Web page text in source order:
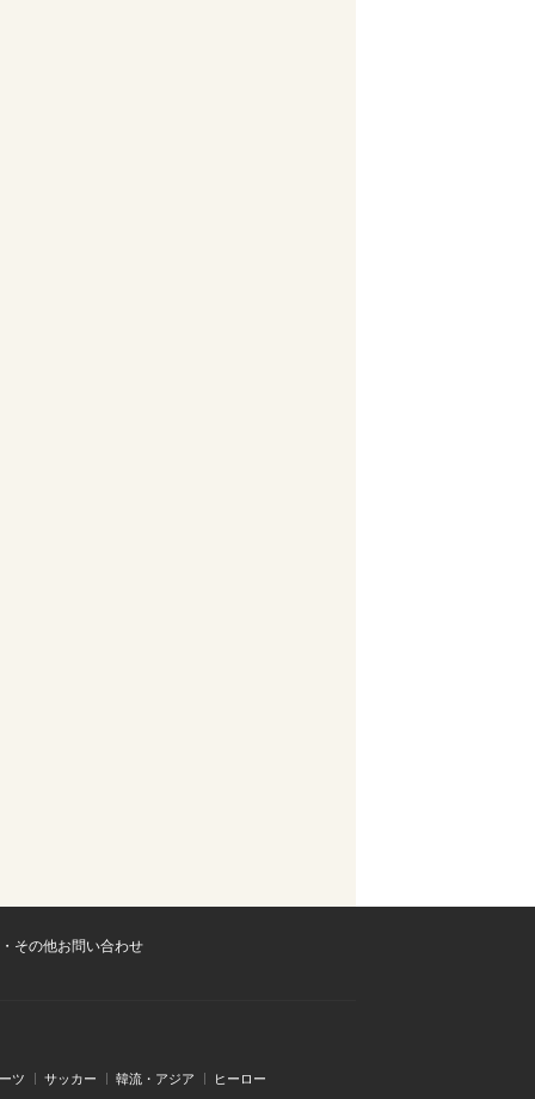
その他お問い合わせ
ツ サッカー 韓流・アジア ヒーロー